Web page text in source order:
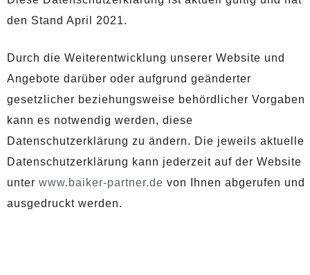
den Stand April 2021.
Durch die Weiterentwicklung unserer Website und
Angebote darüber oder aufgrund geänderter
gesetzlicher beziehungsweise behördlicher Vorgaben
kann es notwendig werden, diese
Datenschutzerklärung zu ändern. Die jeweils aktuelle
Datenschutzerklärung kann jederzeit auf der Website
unter www.baiker-partner.de von Ihnen abgerufen und
ausgedruckt werden.